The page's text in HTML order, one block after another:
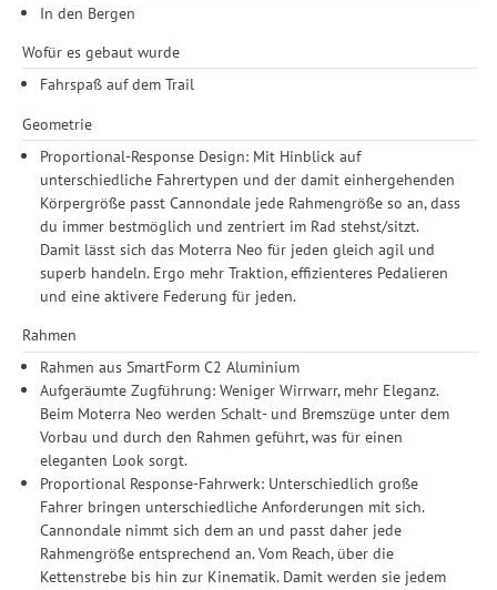
In den Bergen
Wofür es gebaut wurde
Fahrspaß auf dem Trail
Geometrie
Proportional-Response Design: Mit Hinblick auf
unterschiedliche Fahrertypen und der damit einhergehenden
Körpergröße passt Cannondale jede Rahmengröße so an, dass
du immer bestmöglich und zentriert im Rad stehst/sitzt.
Damit lässt sich das Moterra Neo für jeden gleich agil und
superb handeln. Ergo mehr Traktion, effizienteres Pedalieren
und eine aktivere Federung für jeden.
Rahmen
Rahmen aus SmartForm C2 Aluminium
Aufgeräumte Zugführung: Weniger Wirrwarr, mehr Eleganz.
Beim Moterra Neo werden Schalt- und Bremszüge unter dem
Vorbau und durch den Rahmen geführt, was für einen
eleganten Look sorgt.
Proportional Response-Fahrwerk: Unterschiedlich große
Fahrer bringen unterschiedliche Anforderungen mit sich.
Cannondale nimmt sich dem an und passt daher jede
Rahmengröße entsprechend an. Vom Reach, über die
Kettenstrebe bis hin zur Kinematik. Damit werden sie jedem